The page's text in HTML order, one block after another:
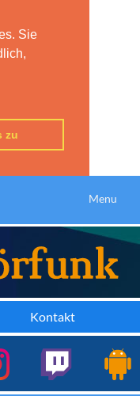
Sie
zu
Menu
Kontakt